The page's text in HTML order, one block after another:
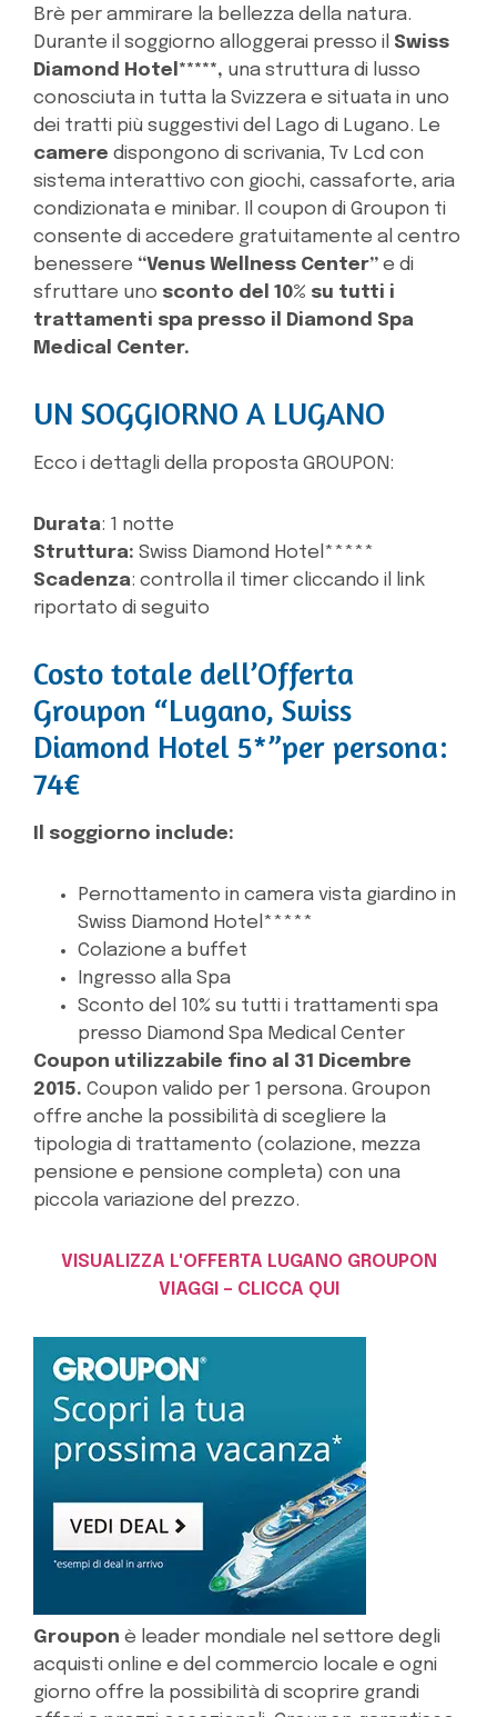
Brè per ammirare la bellezza della natura.
Durante il soggiorno alloggerai presso il Swiss
Diamond Hotel*****, una struttura di lusso
conosciuta in tutta la Svizzera e situata in uno
dei tratti più suggestivi del Lago di Lugano. Le
camere dispongono di scrivania, Tv Lcd con
sistema interattivo con giochi, cassaforte, aria
condizionata e minibar. Il coupon di Groupon ti
consente di accedere gratuitamente al centro
benessere “Venus Wellness Center” e di
sfruttare uno sconto del 10% su tutti i
trattamenti spa presso il Diamond Spa
Medical Center.
UN SOGGIORNO A LUGANO
Ecco i dettagli della proposta GROUPON:
Durata: 1 notte
Struttura: Swiss Diamond Hotel*****
Scadenza: controlla il timer cliccando il link
riportato di seguito
Costo totale dell’Offerta
Groupon “Lugano, Swiss
Diamond Hotel 5*”per persona:
74€
Il soggiorno include:
Pernottamento in camera vista giardino in
Swiss Diamond Hotel*****
Colazione a buffet
Ingresso alla Spa
Sconto del 10% su tutti i trattamenti spa
presso Diamond Spa Medical Center
Coupon utilizzabile fino al 31 Dicembre
2015. Coupon valido per 1 persona. Groupon
offre anche la possibilità di scegliere la
tipologia di trattamento (colazione, mezza
pensione e pensione completa) con una
piccola variazione del prezzo.
VISUALIZZA L'OFFERTA LUGANO GROUPON
VIAGGI – CLICCA QUI
Groupon è leader mondiale nel settore degli
acquisti online e del commercio locale e ogni
giorno offre la possibilità di scoprire grandi